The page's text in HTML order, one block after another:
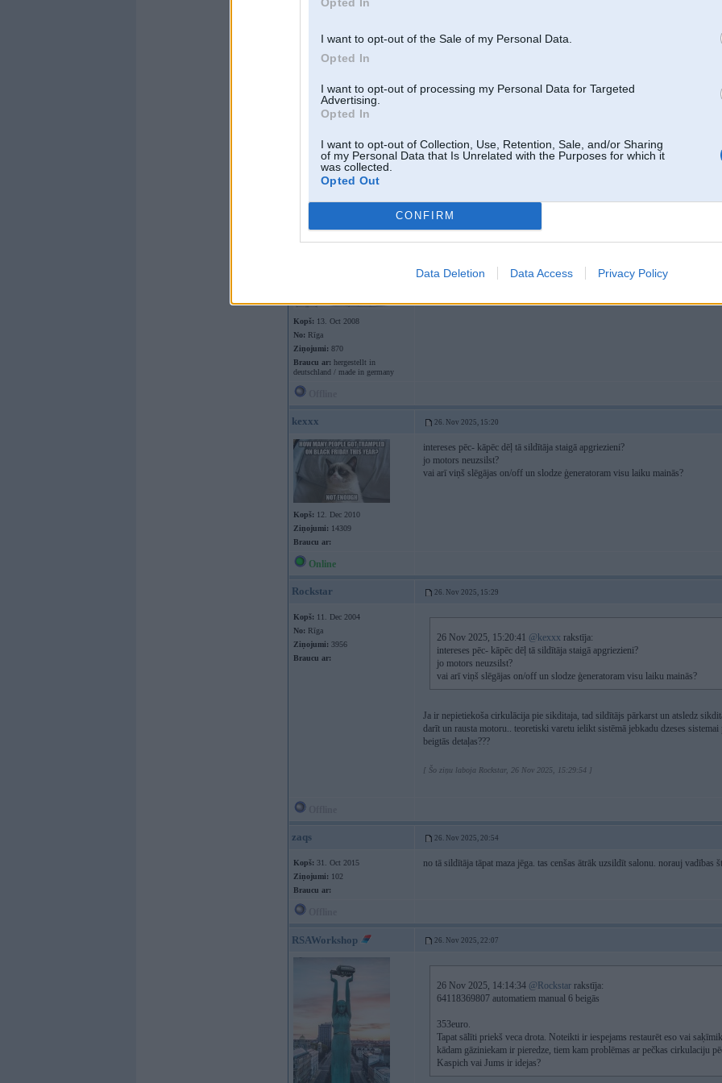
I want to opt-out of the Sale of my Personal Data.
Opted In
I want to opt-out of processing my Personal Data for Targeted
Advertising.
Opted In
I want to opt-out of Collection, Use, Retention, Sale, and/or Sharing
of my Personal Data that Is Unrelated with the Purposes for which it
was collected.
Opted Out
CONFIRM
Data Deletion Data Access Privacy Policy
Rīga
Offline
11. Dec 2004
Rīga
Braucu ar:
Tapat sālīti priekš veca drota. Noteikti ir iespejams restaurēt eso vai
gāziniekam ir pieredze, tiem kam problēmas ar pečkas cirkulaciju pēc dēļ
Offline
Achtung 26. Nov 2025, 15:05
Kopš: 13. Oct 2008
No: Rīga
Ziņojumi: 870
Braucu ar: hergestellt in
deutschland / made in germany
kexxx 26. Nov 2025, 15:20
Kopš: 12. Dec 2010
Ziņojumi: 14309
Braucu ar:
intereses pēc- kāpēc dēļ tā sildītāja staigā apgriezieni?
jo motors neuzsilst?
vai arī viņš slēgājas on/off un slodze ģeneratoram visu laiku mainās?
Online
Rockstar 26. Nov 2025, 15:29
Kopš: 11. Dec 2004
No: Rīga
Ziņojumi: 3956
Braucu ar:
26 Nov 2025, 15:20:41 @kexxx rakstīja:
intereses pēc- kāpēc dēļ tā sildītāja staigā apgriezieni?
jo motors neuzsilst?
vai arī viņš slēgājas on/off un slodze ģeneratoram visu laiku mainās?
Ja ir nepietiekoša cirkulācija pie sikditaja, tad sildītājs pārkarst un atsledz
darīt un rausta motoru.. teoretiski varetu ielikt sistēmā jebkadu dzeses
beigtās detaļas???
[ Šo ziņu laboja Rockstar, 26 Nov 2025, 15:29:54 ]
zaqs 26. Nov 2025, 20:54
Kopš: 31. Oct 2015
Ziņojumi: 102
Braucu ar:
no tā sildītāja tāpat maza jēga. tas cenšas ātrāk uzsildīt salonu. norauj vadības
RSAWorkshop 26. Nov 2025, 22:07
26 Nov 2025, 14:14:34 @Rockstar rakstīja:
64118369807 automatiem manual 6 beigās
353euro.
Tapat sālīti priekš veca drota. Noteikti ir iespejams restaurēt eso vai
kādam gāziniekam ir pieredze, tiem kam problēmas ar pečkas cirkulaciju
Kaspich vai Jums ir idejas?